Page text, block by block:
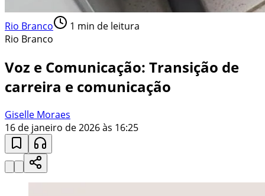
Rio Branco 1 min de leitura
Rio Branco
Voz e Comunicação: Transição de
carreira e comunicação
Giselle Moraes
16 de janeiro de 2026 às 16:25